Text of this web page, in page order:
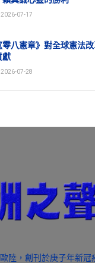
2026-07-17
零八憲章》對全球憲法
獻
2026-07-28
陸，創刊於庚子年新冠